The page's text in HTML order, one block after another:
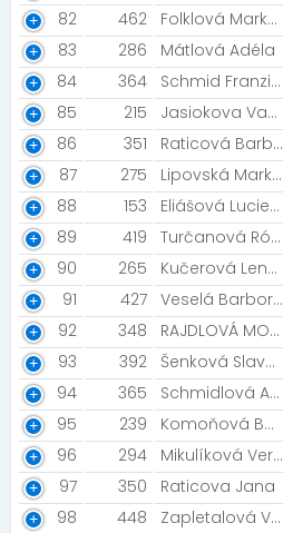
82
462 Folklová Markéta
83
286 Mátlová Adéla
84
364 Schmid Franziska Ida [AC Moravská Slavia]
85
215 Jasiokova Vanesa
86
351 Raticová Barbora
87
275 Lipovská Markéta
88
153 Eliášová Lucie [TFS]
89
419 Turčanová Róberta
90
265 Kučerová Lenka
91
427 Veselá Barbora [OVB2024]
92
348 RAJDLOVÁ MONIKA
93
392 Šenková Slavomíra
94
365 Schmidlová Aneta
95
239 Komoňová Barbora
96
294 Mikulíková Veronika
97
350 Raticova Jana
98
448 Zapletalová Vendula [Pod Slunečnou]